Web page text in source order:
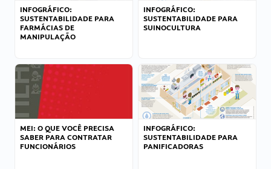
INFOGRÁFICO:
SUSTENTABILIDADE PARA
FARMÁCIAS DE
MANIPULAÇÃO
INFOGRÁFICO:
SUSTENTABILIDADE PARA
SUINOCULTURA
MEI: O QUE VOCÊ PRECISA
SABER PARA CONTRATAR
FUNCIONÁRIOS
INFOGRÁFICO:
SUSTENTABILIDADE PARA
PANIFICADORAS